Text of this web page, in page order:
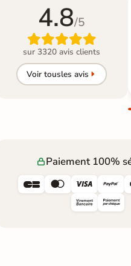
4.8/5

sur 3320 avis clients
Voir tousles avis
Paiement 100%
   